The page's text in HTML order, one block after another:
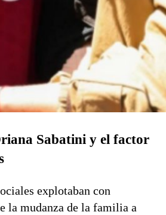
Sabatini y el factor
explotaban con
la mudanza de la familia a